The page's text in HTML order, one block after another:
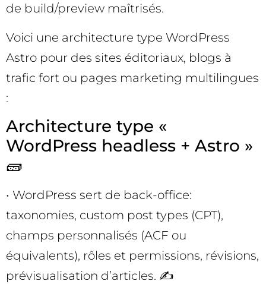
de build/preview maîtrisés.
Voici une architecture type WordPress
Astro pour des sites éditoriaux, blogs à
trafic fort ou pages marketing multilingues
:
Architecture type «
WordPress headless + Astro »
🧱
• WordPress sert de back-office:
taxonomies, custom post types (CPT),
champs personnalisés (ACF ou
équivalents), rôles et permissions, révisions,
prévisualisation d’articles. ✍️